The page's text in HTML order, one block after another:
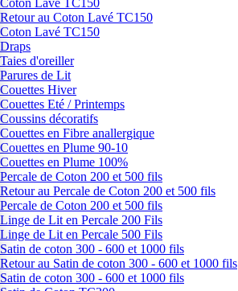
Coton Lavé TC150
Retour au Coton Lavé TC150
Coton Lavé TC150
Draps
Taies d'oreiller
Parures de Lit
Couettes Hiver
Couettes Eté / Printemps
Coussins décoratifs
Couettes en Fibre anallergique
Couettes en Plume 90-10
Couettes en Plume 100%
Percale de Coton 200 et 500 fils
Retour au Percale de Coton 200 et 500 fils
Percale de Coton 200 et 500 fils
Linge de Lit en Percale 200 Fils
Linge de Lit en Percale 500 Fils
Satin de coton 300 - 600 et 1000 fils
Retour au Satin de coton 300 - 600 et 1000 fils
Satin de coton 300 - 600 et 1000 fils